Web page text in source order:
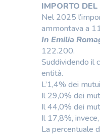
IMPORTO
Nel 2025
ammontava a
In Emilia
122.200.
Suddividendo il
entità.
L’1,4% dei
Il 29,0% dei
Il 44,0% dei
Il 17,8%,
La percentuale